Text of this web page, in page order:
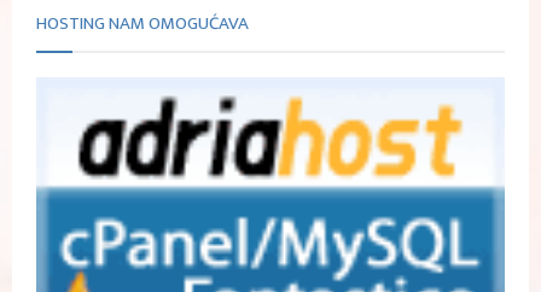
HOSTING NAM OMOGUĆAVA